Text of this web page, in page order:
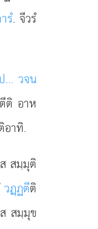
รํ. จีวรํ
… วจน
ติ อาห
อาทิ.
สมฺมุติ
วฏฺฏตีติ
สมฺมุข